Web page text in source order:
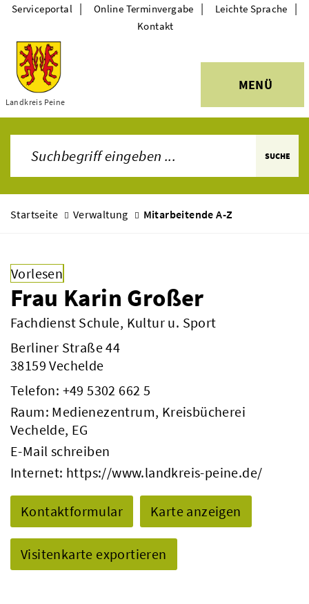
Themen
Landkreis Peine
MENÜ
Serviceportal | Online Terminvergabe | Leichte Sprache |
Kontakt
SUCHE
Startseite Verwaltung Mitarbeitende A-Z
Vorlesen
Frau Karin Großer
Fachdienst Schule, Kultur u. Sport
Berliner Straße 44
38159 Vechelde
Telefon: +49 5302 662 5
Raum: Medienezentrum, Kreisbücherei
Vechelde, EG
E-Mail schreiben
Internet: https://www.landkreis-peine.de/
Kontaktformular Karte anzeigen
Visitenkarte exportieren